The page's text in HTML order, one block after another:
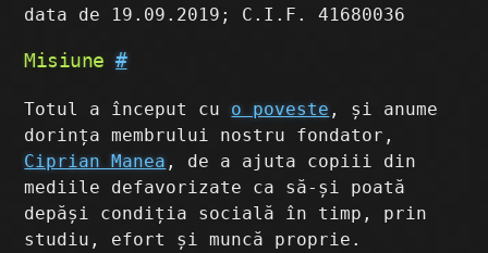
data de 19.09.2019; C.I.F. 41680036
Misiune#
Totul a început cu o poveste , și anume
dorința membrului nostru fondator,
Ciprian Manea , de a ajuta copiii din
mediile defavorizate ca să-și poată
depăși condiția socială în timp, prin
studiu, efort și muncă proprie.